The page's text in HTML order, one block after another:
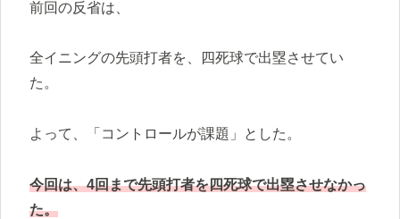
前回の反省は、
全イニングの先頭打者を、四死球で出塁させてい
た。
よって、「コントロールが課題」とした。
今回は、4回まで先頭打者を四死球で出塁させなかっ
た。